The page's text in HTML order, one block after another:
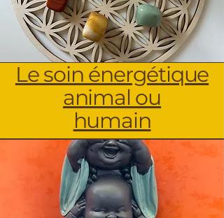
Le soin énergétique
animal ou
humain